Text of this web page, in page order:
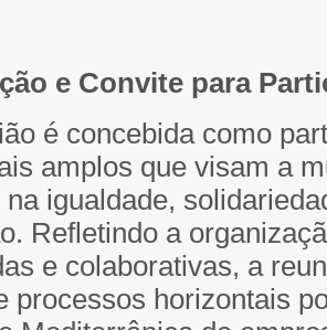
e Convite para
é concebida como
amplos que visam a
igualdade,
Refletindo a
e colaborativas, a
processos horizontais